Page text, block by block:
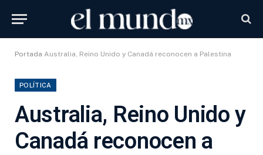
Portada Australia, Reino Unido y Canadá reconocen a Palestina
POLÍTICA
Australia, Reino Unido y
Canadá reconocen a